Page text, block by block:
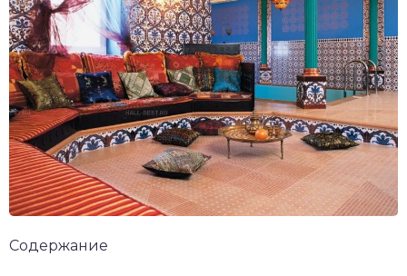
Содержание